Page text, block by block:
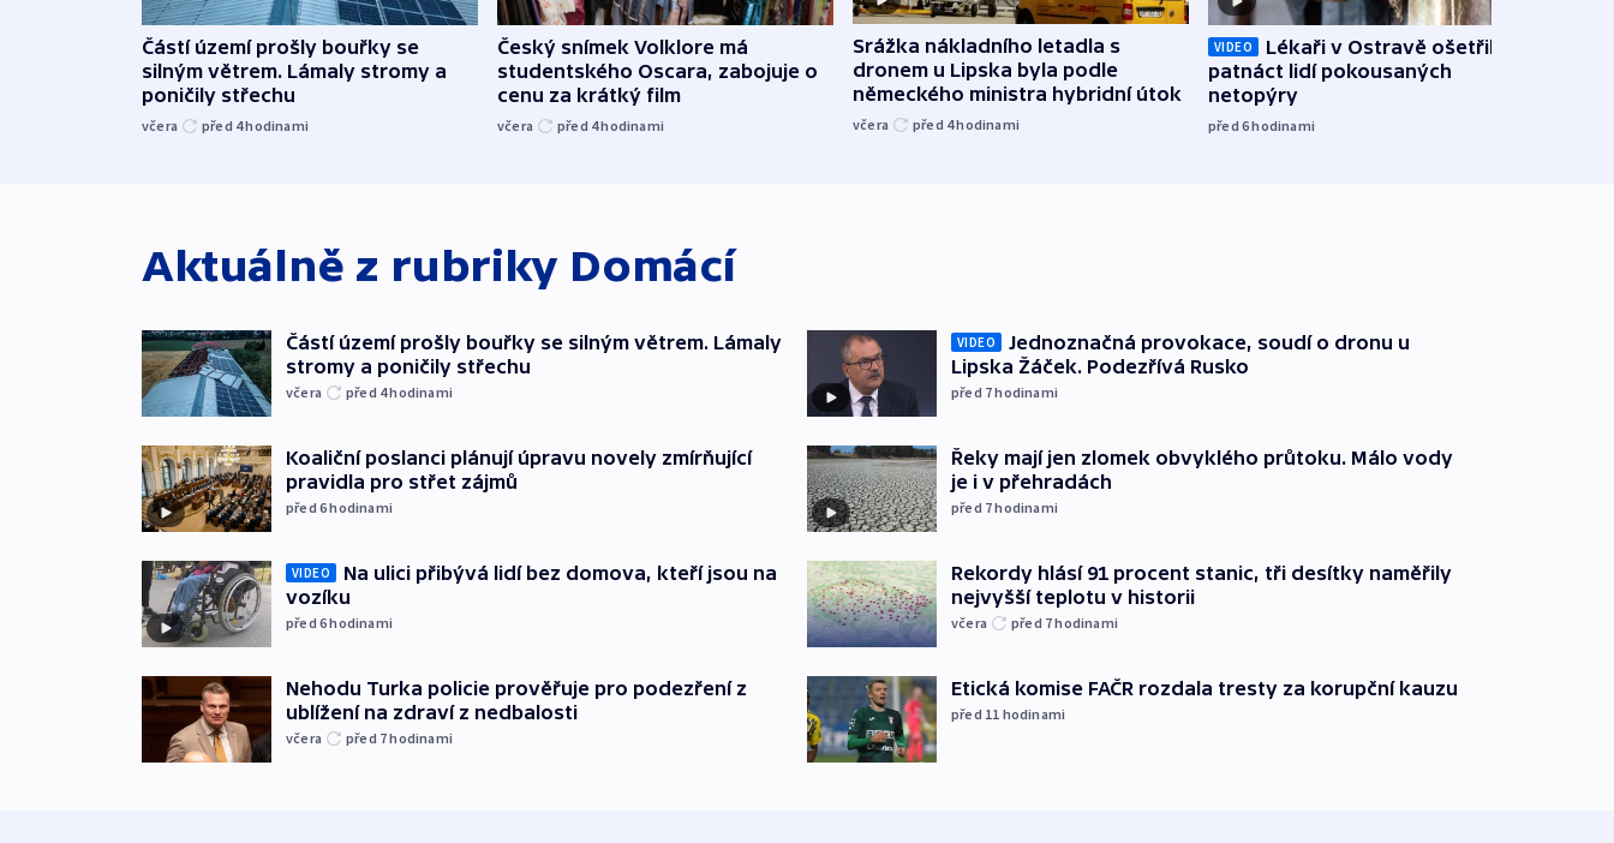
Částí území prošly bouřky se
silným větrem. Lámaly stromy a
poničily střechu
včera před 4hodinami
Český snímek Volklore má
studentského Oscara, zabojuje o
cenu za krátký film
včera před 4hodinami
Srážka nákladního letadla s
dronem u Lipska byla podle
německého ministra hybridní útok
včera před 4hodinami
VIDEO
Lékaři v Ostravě ošetřili už
patnáct lidí pokousaných
netopýry
před 6hodinami
Aktuálně z rubriky Domácí
Částí území prošly bouřky se silným větrem. Lámaly
stromy a poničily střechu
včera před 4hodinami
Koaliční poslanci plánují úpravu novely zmírňující
pravidla pro střet zájmů
před 6hodinami
VIDEO
Na ulici přibývá lidí bez domova, kteří jsou na
vozíku
před 6hodinami
Nehodu Turka policie prověřuje pro podezření z
ublížení na zdraví z nedbalosti
včera před 7hodinami
VIDEO
Jednoznačná provokace, soudí o dronu u
Lipska Žáček. Podezřívá Rusko
před 7hodinami
Řeky mají jen zlomek obvyklého průtoku. Málo vody
je i v přehradách
před 7hodinami
Rekordy hlásí 91 procent stanic, tři desítky naměřily
nejvyšší teplotu v historii
včera před 7hodinami
Etická komise FAČR rozdala tresty za korupční kauzu
před 11 hodinami